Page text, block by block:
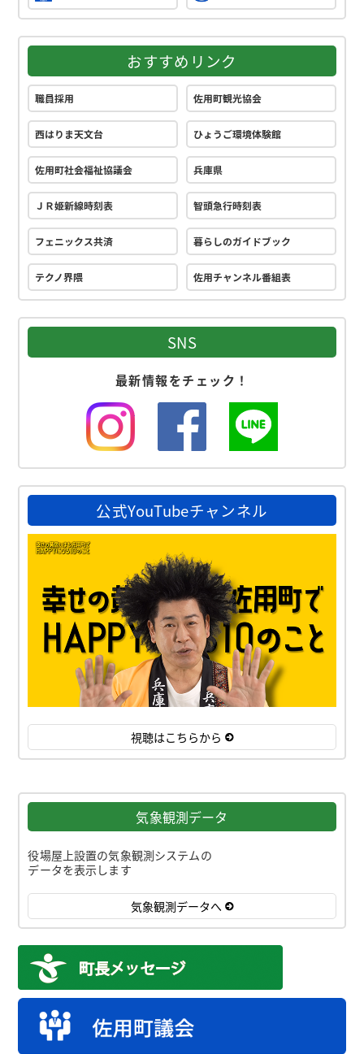
おすすめリンク
職員採用 佐用町観光協会
西はりま天文台 ひょうご環境体験館
佐用町社会福祉協議会 兵庫県
ＪＲ姫新線時刻表 智頭急行時刻表
フェニックス共済 暮らしのガイドブック
テクノ界隈 佐用チャンネル番組表
SNS
最新情報をチェック！
Instagram facebook
公式YouTubeチャンネル
視聴はこちらから
気象観測データ
役場屋上設置の気象観測システムの
データを表示します
気象観測データへ